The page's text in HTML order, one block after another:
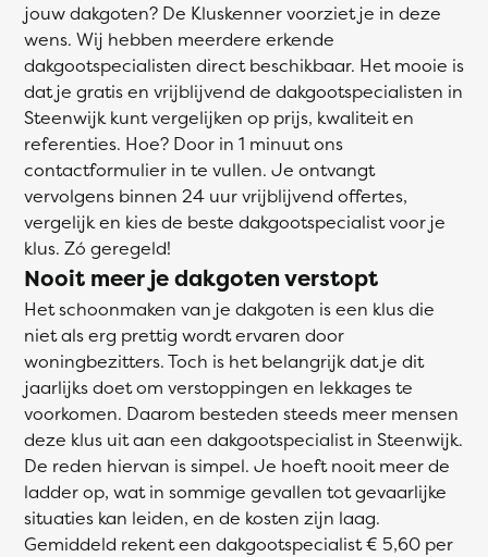
jouw dakgoten? De Kluskenner voorziet je in deze
wens. Wij hebben meerdere erkende
dakgootspecialisten direct beschikbaar. Het mooie is
dat je gratis en vrijblijvend de dakgootspecialisten in
Steenwijk kunt vergelijken op prijs, kwaliteit en
referenties. Hoe? Door in 1 minuut ons
contactformulier in te vullen. Je ontvangt
vervolgens binnen 24 uur vrijblijvend offertes,
vergelijk en kies de beste dakgootspecialist voor je
klus. Zó geregeld!
Nooit meer je dakgoten verstopt
Het schoonmaken van je dakgoten is een klus die
niet als erg prettig wordt ervaren door
woningbezitters. Toch is het belangrijk dat je dit
jaarlijks doet om verstoppingen en lekkages te
voorkomen. Daarom besteden steeds meer mensen
deze klus uit aan een dakgootspecialist in Steenwijk.
De reden hiervan is simpel. Je hoeft nooit meer de
ladder op, wat in sommige gevallen tot gevaarlijke
situaties kan leiden, en de kosten zijn laag.
Gemiddeld rekent een dakgootspecialist € 5,60 per